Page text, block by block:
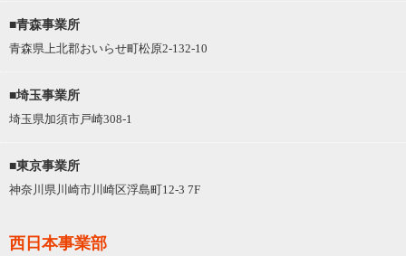
■青森事業所
青森県上北郡おいらせ町松原2-132-10
■埼玉事業所
埼玉県加須市戸崎308-1
■東京事業所
神奈川県川崎市川崎区浮島町12-3 7F
西日本事業部